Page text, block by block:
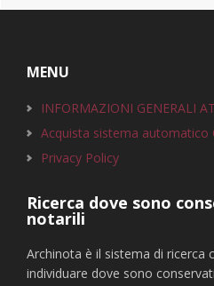
MENU
INFORMAZIONI GENERALI
Acquista sistema automatico
Privacy Policy
Ricerca dove sono
notarili
Archinota è il sistema di ricerca
individuare dove sono